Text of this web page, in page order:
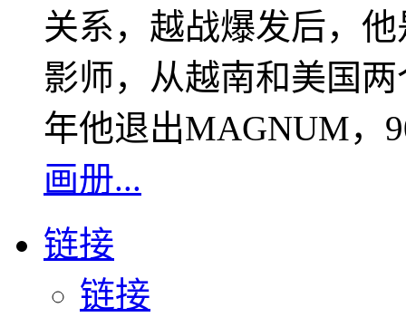
关系，越战爆发后，
影师，从越南和美国
年他退出MAGNUM，
画册...
链接
链接